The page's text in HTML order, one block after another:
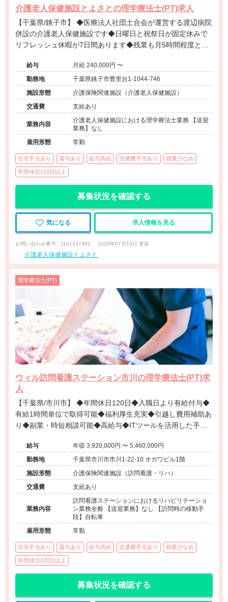
介護老人保健施設とよさとの理学療法士(PT)求人
【千葉県/銚子市】 ◆医療法人社団土合会が運営する渡辺病院
併設の介護老人保健施設です◆日曜日と祝祭日が固定休みで
リフレッシュ休暇が7日間あります◆残業も月5時間程度と少
育て中の方も多数活躍しています◆入所と通所の両方に携わ
りながら機能維持を目的としたリハビリに専念できます◆
給与
月給 240,000円 〜
勤務地
千葉県銚子市豊里台1-1044-746
施設形態
介護保険関連施設（介護老人保健施設）
交通費
支給あり
業務内容
介護老人保健施設における理学療法士業務 【送迎
業務】なし
雇用形態
常勤
住宅手当あり 賞与あり 給与高め 交通費手当あり 残業少なめ
年間休日110日以上
募集状況を確認する
気になる 求人情報を見る
お問い合わせ番号 : J101237481 2026年07月13日 更新
介護老人保健施設とよさと
理学療法士(PT)
ウィル訪問看護ステーション市川の理学療法士(PT)求
人
【千葉県/市川市】 ◆年間休日120日◆入職日より有給付与◆
有給1時間単位で取得可能◆福利厚生充実◆引越し費用補助あ
り◆副業・時短相談可能◆高給与◆ITツールを活用した手厚
給与
年収 3,920,000円 〜 5,460,000円
勤務地
千葉県市川市市川1-22-10 オガワビル1階
施設形態
介護保険関連施設（訪問看護・リハ）
交通費
支給あり
業務内容
訪問看護ステーションにおけるリハビリテーショ
ン業務全般 【送迎業務】なし 【訪問時の移動手
段】自転車
雇用形態
常勤
住宅手当あり 賞与あり 給与高め 交通費手当あり 残業少なめ
年間休日120日以上
募集状況を確認する